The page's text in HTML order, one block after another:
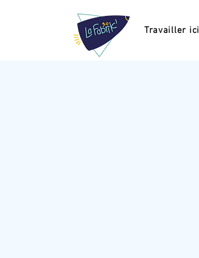
Travailler ici